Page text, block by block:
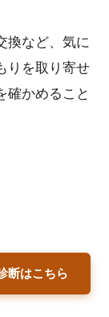
換など、気に
りを取り寄せ
確かめること
断はこちら